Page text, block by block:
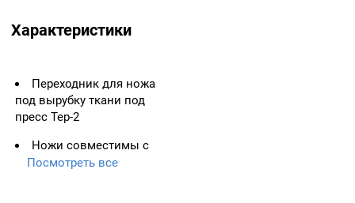
Характеристики
Переходник для ножа
под вырубку ткани под
пресс Тер-2
Ножи совместимы с
прессом производства
Посмотреть все